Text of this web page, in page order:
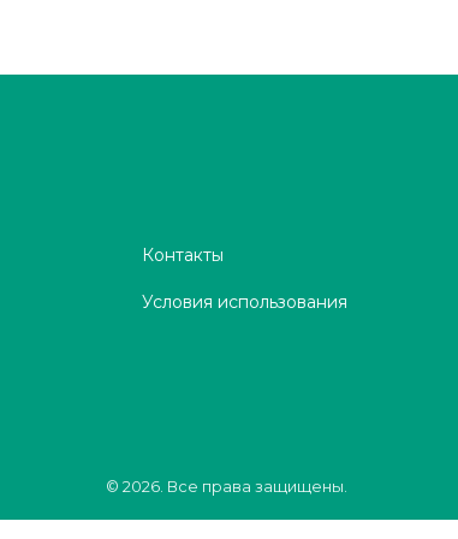
Контакты
Условия использования
© 2026. Все права защищены.